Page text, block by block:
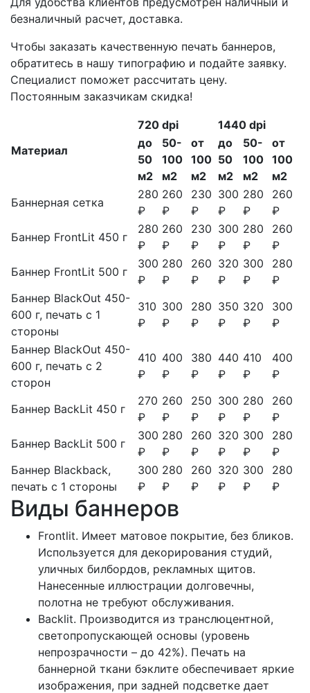
безналичный расчет, доставка.
Чтобы заказать качественную печать баннеров,
обратитесь в нашу типографию и подайте заявку.
Специалист поможет рассчитать цену.
Постоянным заказчикам скидка!
Материал
720 dpi
1440 dpi
до
50
м2
50-
100
м2
от
100
м2
до
50
м2
50-
100
м2
от
100
м2
Баннерная сетка
280
₽
260
₽
230
₽
300
₽
280
₽
260
₽
Баннер FrontLit 450 г
280
₽
260
₽
230
₽
300
₽
280
₽
260
₽
Баннер FrontLit 500 г
300
₽
280
₽
260
₽
320
₽
300
₽
280
₽
Баннер BlackOut 450-
600 г, печать с 1
стороны
310
₽
300
₽
280
₽
350
₽
320
₽
300
₽
Баннер BlackOut 450-
600 г, печать с 2
сторон
410
₽
400
₽
380
₽
440
₽
410
₽
400
₽
Баннер BackLit 450 г
270
₽
260
₽
250
₽
300
₽
280
₽
260
₽
Баннер BackLit 500 г
300
₽
280
₽
260
₽
320
₽
300
₽
280
₽
Баннер Blackback,
печать с 1 стороны
300
₽
280
₽
260
₽
320
₽
300
₽
280
₽
Виды баннеров
Frontlit. Имеет матовое покрытие, без бликов.
Используется для декорирования студий,
уличных билбордов, рекламных щитов.
Нанесенные иллюстрации долговечны,
полотна не требуют обслуживания.
Backlit. Производится из транслюцентной,
светопропускающей основы (уровень
непрозрачности – до 42%). Печать на
баннерной ткани бэклите обеспечивает яркие
изображения, при задней подсветке дает